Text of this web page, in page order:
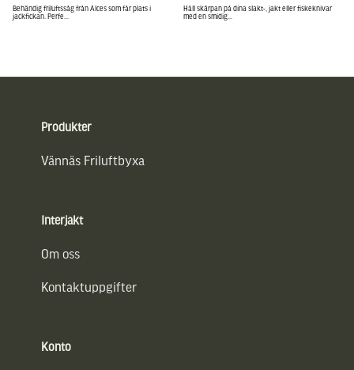
Behändig friluftssåg från Alces som får plats i
jackfickan. Perfe...
Håll skärpan på dina slakt-, jakt eller fiskeknivar
med en smidig...
Produkter
Vännäs Friluftbyxa
Interjakt
Om oss
Kontaktuppgifter
Konto